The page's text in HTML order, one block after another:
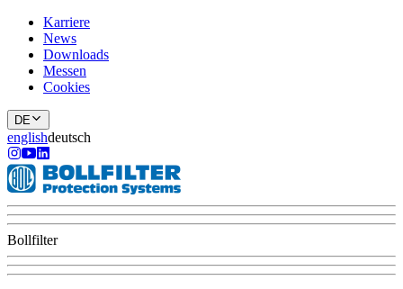
Karriere
News
Downloads
Messen
Cookies
DE
englishdeutsch
Bollfilter